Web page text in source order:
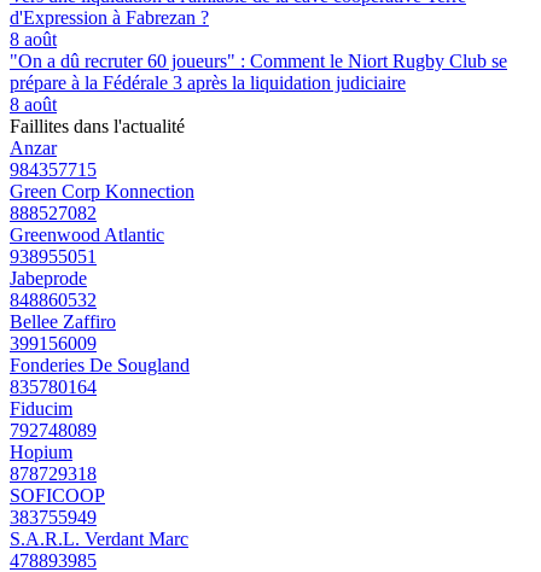
d'Expression à Fabrezan ?
8 août
"On a dû recruter 60 joueurs" : Comment le Niort Rugby Club se
prépare à la Fédérale 3 après la liquidation judiciaire
8 août
Faillites dans l'actualité
Anzar
984357715
Green Corp Konnection
888527082
Greenwood Atlantic
938955051
Jabeprode
848860532
Bellee Zaffiro
399156009
Fonderies De Sougland
835780164
Fiducim
792748089
Hopium
878729318
SOFICOOP
383755949
S.A.R.L. Verdant Marc
478893985